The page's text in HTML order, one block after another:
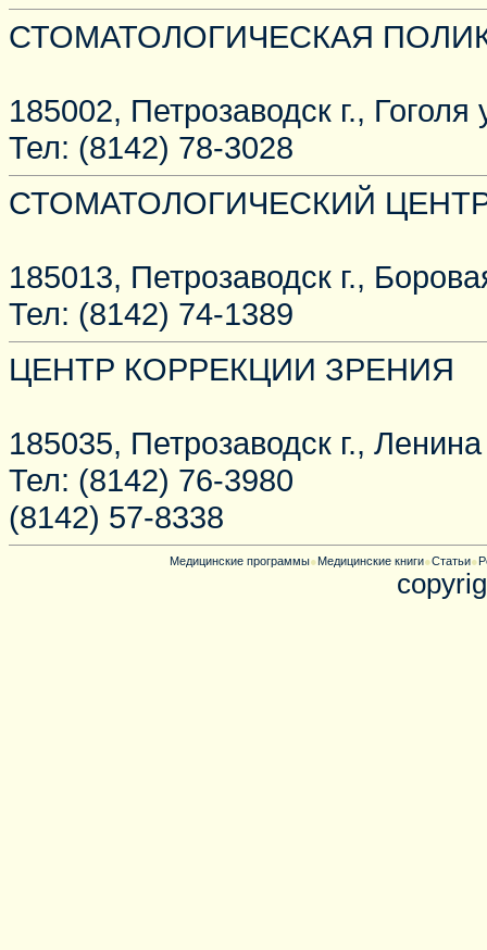
СТОМАТОЛОГИЧЕСКАЯ
185002, Петрозаводск г., Гоголя
Тел: (8142) 78-3028
СТОМАТОЛОГИЧЕСКИЙ
185013, Петрозаводск г.,
Тел: (8142) 74-1389
ЦЕНТР КОРРЕКЦИИ ЗРЕНИЯ
185035, Петрозаводск г.,
Тел: (8142) 76-3980
(8142) 57-8338
Медицинские программы●Медицинские книги●Статьи●